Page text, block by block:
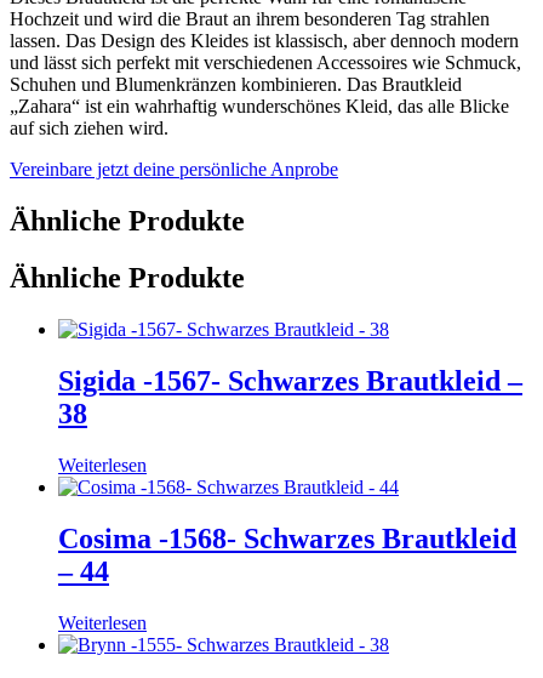
Hochzeit und wird die Braut an ihrem besonderen Tag strahlen
lassen. Das Design des Kleides ist klassisch, aber dennoch modern
und lässt sich perfekt mit verschiedenen Accessoires wie Schmuck,
Schuhen und Blumenkränzen kombinieren. Das Brautkleid
„Zahara“ ist ein wahrhaftig wunderschönes Kleid, das alle Blicke
auf sich ziehen wird.
Vereinbare jetzt deine persönliche Anprobe
Ähnliche Produkte
Ähnliche Produkte
Sigida -1567- Schwarzes Brautkleid –
38
Weiterlesen
Cosima -1568- Schwarzes Brautkleid
– 44
Weiterlesen